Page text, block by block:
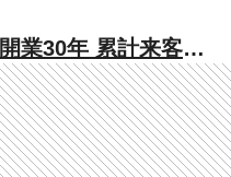
業30年 累計来客数
びしょになっ
福岡発】